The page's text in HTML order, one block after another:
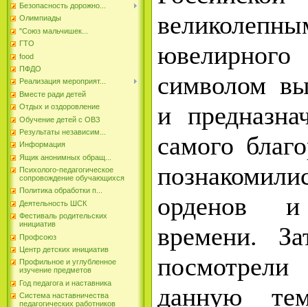
Безопасность дорожно...
Олимпиады
"Союз мальчишек...
ГТО
food
ПФДО
Реализация мероприят...
Вместе ради детей
Отдых и оздоровление
Обучение детей с ОВЗ
Результаты независим...
Информация
Ящик анонимных обращ...
Психолого-педагогическое
сопровождение обучающихся
Политика обработки п...
Деятельность ШСК
Фестиваль родительских
инициатив
Профсоюз
Центр детских инициатив
Профильное и углубленное
изучение предметов
Год педагога и наставника
Система наставничества
педагогических работников
символом
и
самого
орденов
времени.
данную